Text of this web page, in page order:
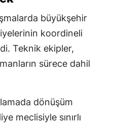
büyükşehir
koordineli
Teknik ekipler,
sürece dahil
dönüşüm
meclisiyle sınırlı